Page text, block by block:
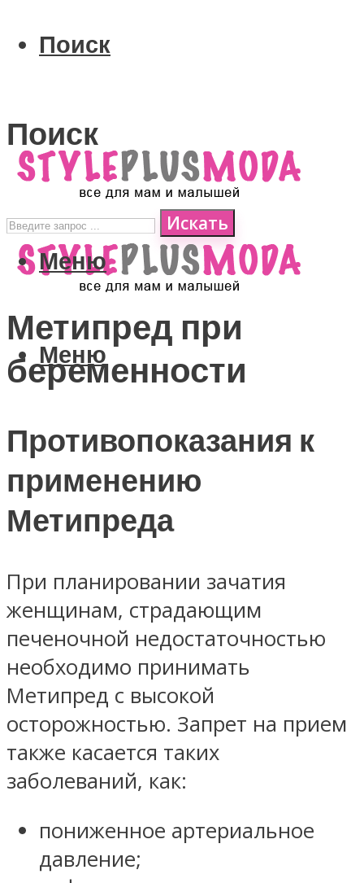
Поиск
Поиск
Искать
Меню
Меню
Метипред при
беременности
Противопоказания к
применению
Метипреда
При планировании зачатия
женщинам, страдающим
печеночной недостаточностью
необходимо принимать
Метипред с высокой
осторожностью. Запрет на прием
также касается таких
заболеваний, как:
пониженное артериальное
давление;